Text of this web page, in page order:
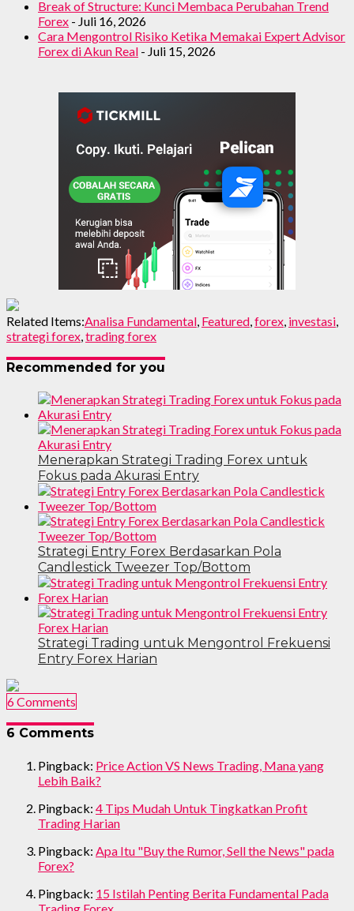
Break of Structure: Kunci Membaca Perubahan Trend
Forex - Juli 16, 2026
Cara Mengontrol Risiko Ketika Memakai Expert Advisor
Forex di Akun Real - Juli 15, 2026
Related Items:Analisa Fundamental Featured forex investasi
strategi forex trading forex
Recommended for you
Menerapkan Strategi Trading Forex untuk
Fokus pada Akurasi Entry
Strategi Entry Forex Berdasarkan Pola
Candlestick Tweezer Top/Bottom
Strategi Trading untuk Mengontrol Frekuensi
Entry Forex Harian
6 Comments
6 Comments
Pingback: Price Action VS News Trading, Mana yang
Lebih Baik?
Pingback: 4 Tips Mudah Untuk Tingkatkan Profit
Trading Harian
Pingback: Apa Itu "Buy the Rumor, Sell the News" pada
Forex?
Pingback: 15 Istilah Penting Berita Fundamental Pada
Trading Forex